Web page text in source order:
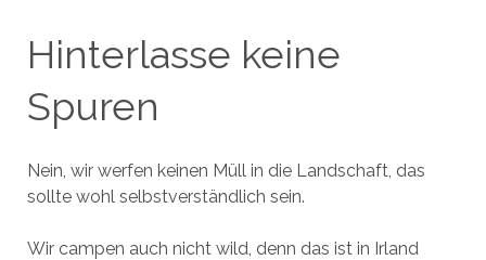
Hinterlasse keine
Spuren
Nein, wir werfen keinen Müll in die Landschaft, das
sollte wohl selbstverständlich sein.
Wir campen auch nicht wild, denn das ist in Irland